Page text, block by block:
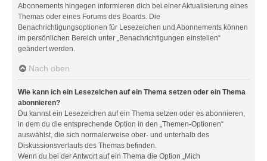
Abonnements hingegen informieren dich bei einer Aktualisierung eines
Themas oder eines Forums des Boards. Die
Benachrichtigungsoptionen für Lesezeichen und Abonnements können
im persönlichen Bereich unter „Benachrichtigungen einstellen“
geändert werden.
Nach oben
Wie kann ich ein Lesezeichen auf ein Thema setzen oder ein Thema
abonnieren?
Du kannst ein Lesezeichen auf ein Thema setzen oder es abonnieren,
in dem du die entsprechende Option in den „Themen-Optionen“
auswählst, die sich normalerweise ober- und unterhalb des
Diskussionsverlaufs des Themas befinden.
Wenn du bei der Antwort auf ein Thema die Option „Mich